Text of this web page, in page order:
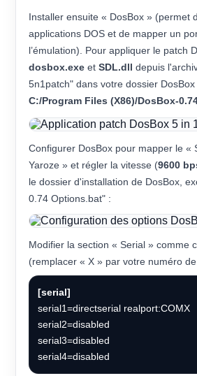
Installer ensuite « DosBox » (permet
applications DOS et de mapper un
l’émulation). Pour appliquer le patch
dosbox.exe et SDL.dll depuis
5n1patch" dans votre dossier
C:/Program Files (X86)/DosBox-
Configurer DosBox pour mapper le «
Yaroze » et régler la vitesse (9600
le dossier d'installation de DosBox,
0.74 Options.bat" :
Modifier la section « Serial » comme
(remplacer « X » par votre numéro
[serial]
serial1=directserial realport:COMX
serial2=disabled
serial3=disabled
serial4=disabled